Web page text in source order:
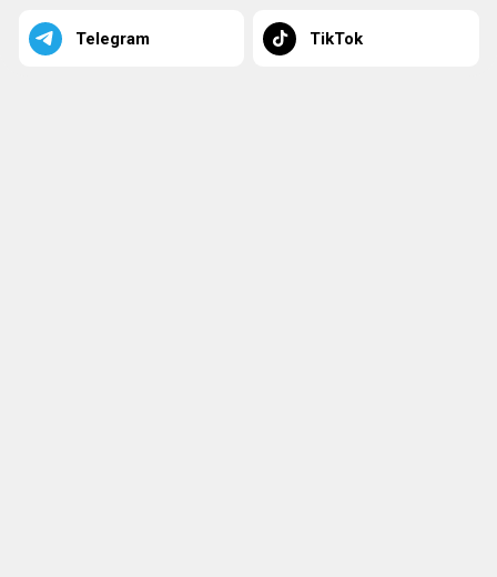
Telegram TikTok